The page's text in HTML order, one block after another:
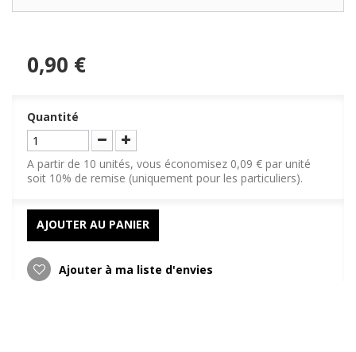
0,90 €
Quantité
A partir de 10 unités, vous économisez 0,09 € par unité
soit 10% de remise (uniquement pour les particuliers).
AJOUTER AU PANIER
Ajouter à ma liste d'envies